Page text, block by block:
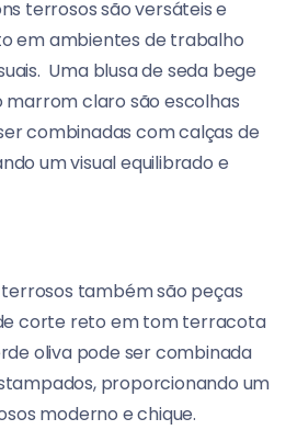
terrosos são versáteis e
em ambientes de trabalho
Uma blusa de seda bege
marrom claro são escolhas
combinadas com calças de
um visual equilibrado e
também são peças
corte reto em tom terracota
oliva pode ser combinada
proporcionando um
moderno e chique.